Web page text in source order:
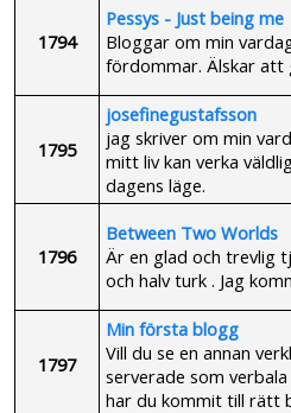
1794
Pessys - Just being me
Bloggar om min
fördommar. Älskar att
1795
josefinegustafsson
jag skriver om min
mitt liv kan verka
dagens läge.
1796
Between Two Worlds
Är en glad och trevlig
och halv turk . Jag
1797
Min första blogg
Vill du se en annan
serverade som
har du kommit till rätt